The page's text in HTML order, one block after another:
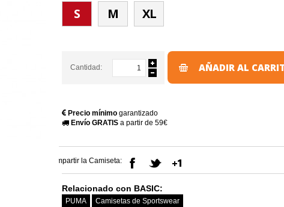
S M XL
Cantidad: AÑADIR AL
Precio mínimo garantizado
Envío GRATIS a partir de 59€
Compartir la Camiseta:
Relacionado con BASIC:
PUMA Camisetas de Sportswear